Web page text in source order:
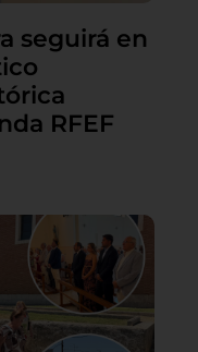
seguirá en
RFEF